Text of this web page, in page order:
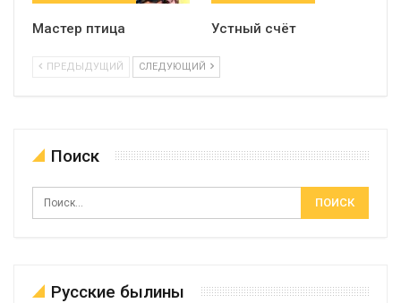
Мастер птица Устный счёт
ПРЕДЫДУЩИЙ СЛЕДУЮЩИЙ
Поиск
Русские былины